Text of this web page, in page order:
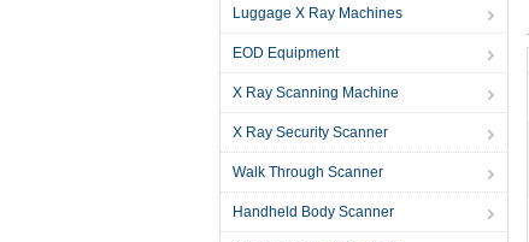
Luggage X Ray Machines
EOD Equipment
X Ray Scanning Machine
X Ray Security Scanner
Walk Through Scanner
Handheld Body Scanner